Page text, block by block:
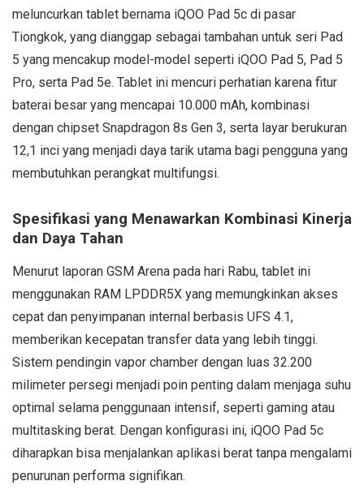
meluncurkan tablet bernama iQOO Pad 5c di pasar
Tiongkok, yang dianggap sebagai tambahan untuk seri Pad
5 yang mencakup model-model seperti iQOO Pad 5, Pad 5
Pro, serta Pad 5e. Tablet ini mencuri perhatian karena fitur
baterai besar yang mencapai 10.000 mAh, kombinasi
dengan chipset Snapdragon 8s Gen 3, serta layar berukuran
12,1 inci yang menjadi daya tarik utama bagi pengguna yang
membutuhkan perangkat multifungsi.
Spesifikasi yang Menawarkan Kombinasi Kinerja
dan Daya Tahan
Menurut laporan GSM Arena pada hari Rabu, tablet ini
menggunakan RAM LPDDR5X yang memungkinkan akses
cepat dan penyimpanan internal berbasis UFS 4.1,
memberikan kecepatan transfer data yang lebih tinggi.
Sistem pendingin vapor chamber dengan luas 32.200
milimeter persegi menjadi poin penting dalam menjaga suhu
optimal selama penggunaan intensif, seperti gaming atau
multitasking berat. Dengan konfigurasi ini, iQOO Pad 5c
diharapkan bisa menjalankan aplikasi berat tanpa mengalami
penurunan performa signifikan.